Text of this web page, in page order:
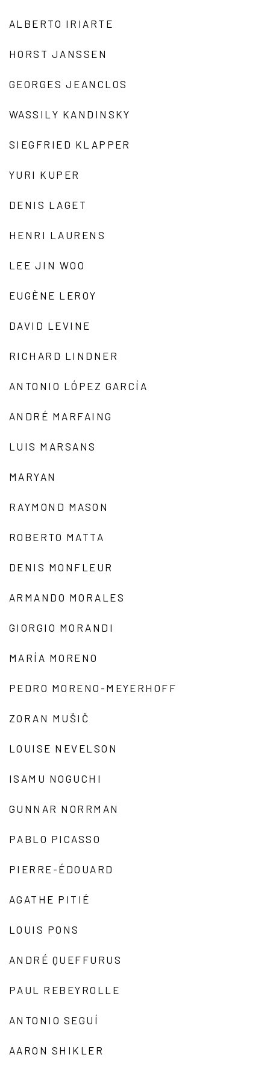
ALBERTO IRIARTE
HORST JANSSEN
GEORGES JEANCLOS
WASSILY KANDINSKY
SIEGFRIED KLAPPER
YURI KUPER
DENIS LAGET
HENRI LAURENS
LEE JIN WOO
EUGÈNE LEROY
DAVID LEVINE
RICHARD LINDNER
ANTONIO LÓPEZ GARCÍA
ANDRÉ MARFAING
LUIS MARSANS
MARYAN
RAYMOND MASON
ROBERTO MATTA
DENIS MONFLEUR
ARMANDO MORALES
GIORGIO MORANDI
MARÍA MORENO
PEDRO MORENO-MEYERHOFF
ZORAN MUŠIČ
LOUISE NEVELSON
ISAMU NOGUCHI
GUNNAR NORRMAN
PABLO PICASSO
PIERRE-ÉDOUARD
AGATHE PITIÉ
LOUIS PONS
ANDRÉ QUEFFURUS
PAUL REBEYROLLE
ANTONIO SEGUÍ
AARON SHIKLER